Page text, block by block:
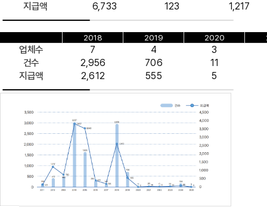
지급액
6,733 123 1,217
2018 2019 2020
업체수 7 4
3
건수
2,956 706
11
지급액
2,612 555 5